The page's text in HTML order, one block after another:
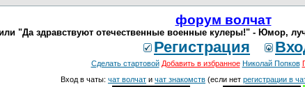
форум волчат
здравствуют отечественные военные кулеры!" - Юмор,
Регистрация
Сделать стартовой Добавить в избранное Николай Попков
Вход в чаты: чат волчат и чат знакомств (если нет регистрации в